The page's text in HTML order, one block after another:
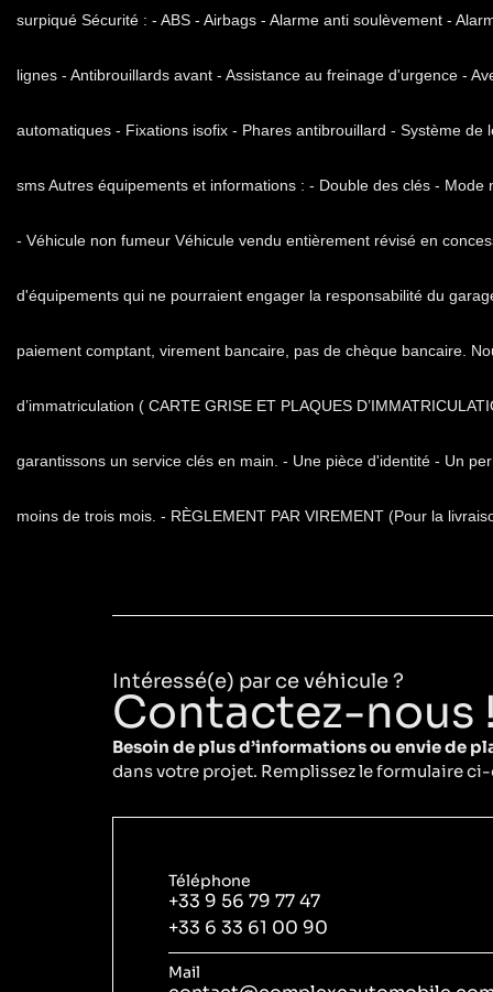
surpiqué Sécurité : - ABS - Airbags - Alarme anti soulèvement -
lignes - Antibrouillards avant - Assistance au freinage d'urgence -
automatiques - Fixations isofix - Phares antibrouillard - Système
sms Autres équipements et informations : - Double des clés -
- Véhicule non fumeur Véhicule vendu entièrement révisé en
d'équipements qui ne pourraient engager la responsabilité du
paiement comptant, virement bancaire, pas de chèque bancaire.
d’immatriculation ( CARTE GRISE ET PLAQUES
garantissons un service clés en main. - Une pièce d'identité - Un
moins de trois mois. - RÈGLEMENT PAR VIREMENT (Pour la
Intéressé(e) par ce véhicule ?
Contactez-nous
Besoin de plus d’informations ou envie de
dans votre projet. Remplissez le formulaire
Téléphone
+33 9 56 79 77 47
+33 6 33 61 00 90
Mail